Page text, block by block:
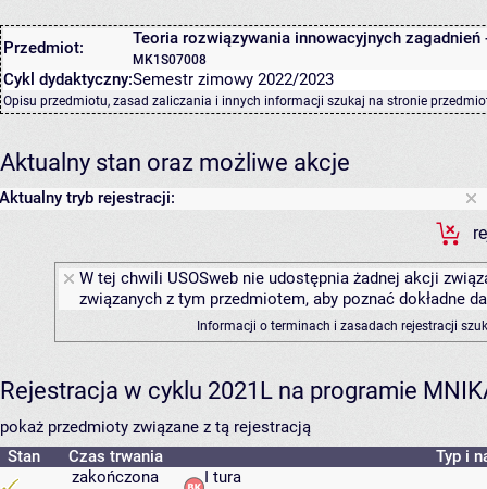
Przedmiot: Teoria rozwiązywania innowacyjnych zagadnień
MK1S07008
Cykl dydaktyczny:Semestr zimowy 2022/2023
Opisu przedmiotu, zasad zaliczania i innych informacji szukaj na stronie
Aktualny stan oraz możliwe akcje
Aktualny tryb rejestracji:
W tej chwili USOSweb nie udostępnia żadnej akcji
związanych z tym przedmiotem, aby poznać dokładne
Informacji o terminach i zasadach rejestracji
Rejestracja w cyklu 2021L na programie
pokaż przedmioty związane z tą rejestracją
Stan
Czas trwania
Typ i
zakończona
I tura